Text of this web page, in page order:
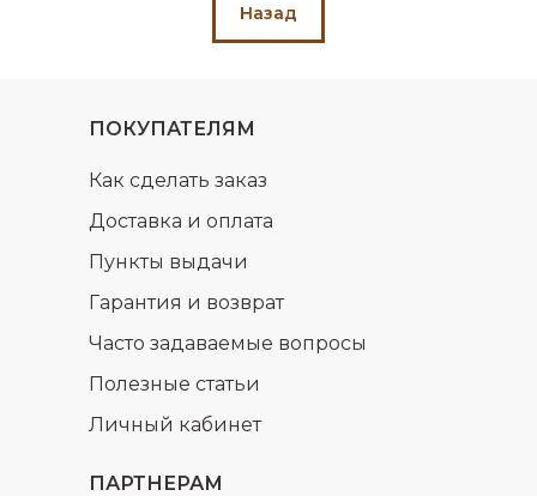
Назад
ПАРТНЕРАМ
ПОКУПАТЕЛЯМ
Доставка и оплата
Часто задаваемые вопросы
Гарантия и возврат
Полезные статьи
Пункты выдачи
Как сделать заказ
Личный кабинет